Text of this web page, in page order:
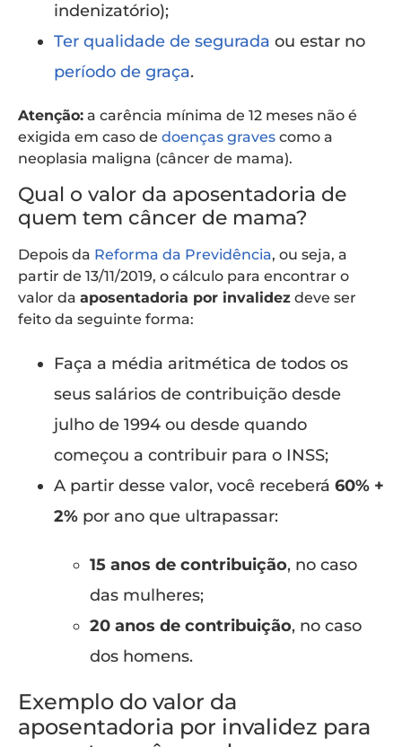
indenizatório);
Ter qualidade de segurada ou estar no
período de graça.
Atenção: a carência mínima de 12 meses não é
exigida em caso de doenças graves como a
neoplasia maligna (câncer de mama).
Qual o valor da aposentadoria de
quem tem câncer de mama?
Depois da Reforma da Previdência, ou seja, a
partir de 13/11/2019, o cálculo para encontrar o
valor da aposentadoria por invalidez deve ser
feito da seguinte forma:
Faça a média aritmética de todos os
seus salários de contribuição desde
julho de 1994 ou desde quando
começou a contribuir para o INSS;
A partir desse valor, você receberá 60% +
2% por ano que ultrapassar:
15 anos de contribuição, no caso
das mulheres;
20 anos de contribuição, no caso
dos homens.
Exemplo do valor da
aposentadoria por invalidez para